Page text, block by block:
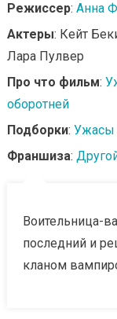
Режиссер: Анна
Актеры: Кейт
Лара Пулвер
Про что фильм:
оборотней
Подборки: Ужасы
Франшиза:
Воительница-
последний и
кланом